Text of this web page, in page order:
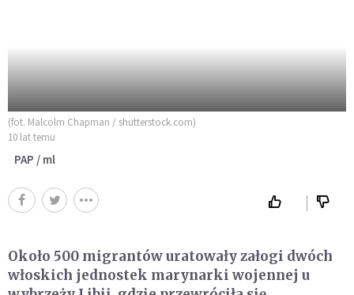
(fot. Malcolm Chapman / shutterstock.com)
10 lat temu
PAP / ml
Około 500 migrantów uratowały załogi dwóch
włoskich jednostek marynarki wojennej u